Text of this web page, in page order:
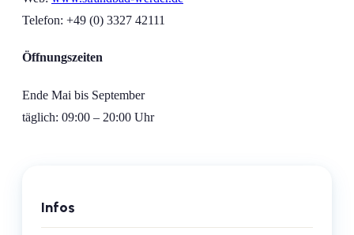
Telefon: +49 (0) 3327 42111
Öffnungszeiten
Ende Mai bis September
täglich: 09:00 – 20:00 Uhr
Infos